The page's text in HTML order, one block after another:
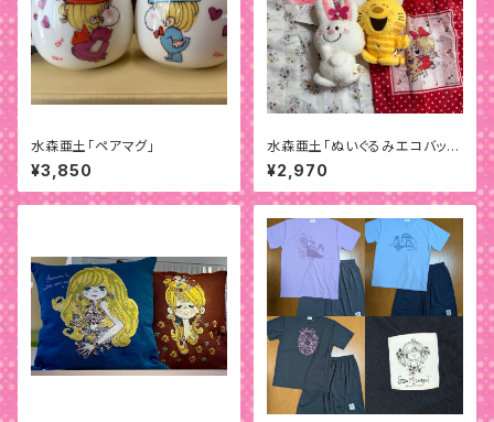
水森亜土「ペアマグ」
¥3,850
水森亜土「ぬいぐるみエコバッ
グ」
¥2,970